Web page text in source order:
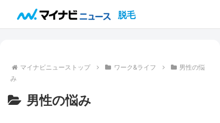
脱毛
マイナビニューストップ ワーク&ライフ
男性の悩
み
男性の悩み